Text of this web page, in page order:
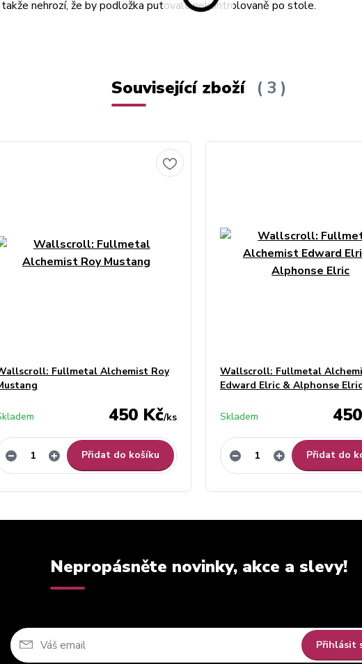
takže nehrozí, že by podložka putovala nekontrolovaně po stole.
Související zboží 3
Fullmetal Alchemist Roy
450 Kč/ks
Přidat do košíku
Wallscroll: Fullmetal
Edward Elric & Alphonse Elric
Skladem
Přidat do
Nepropásněte novinky, akce a slevy!
Přihlásit